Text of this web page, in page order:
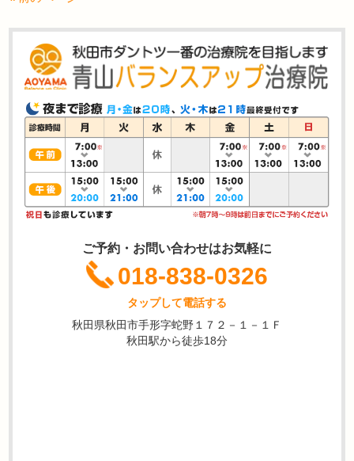
ご予約・お問い合わせはお気軽に
018-838-0326
タップして電話する
秋田県秋田市手形字蛇野１７２－１－１Ｆ
秋田駅から徒歩18分